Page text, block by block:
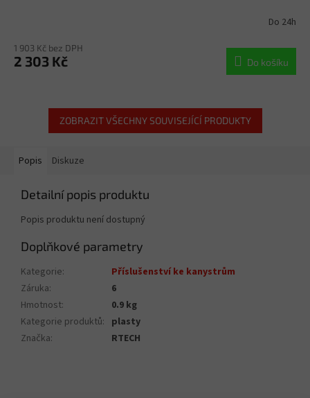
Do 24h
1 903 Kč bez DPH
2 303 Kč Do košíku
ZOBRAZIT VŠECHNY SOUVISEJÍCÍ PRODUKTY
Popis Diskuze
Detailní popis produktu
Popis produktu není dostupný
Doplňkové parametry
Kategorie:
Příslušenství ke kanystrům
Záruka:
6
Hmotnost:
0.9 kg
Kategorie produktů: plasty
Značka: RTECH